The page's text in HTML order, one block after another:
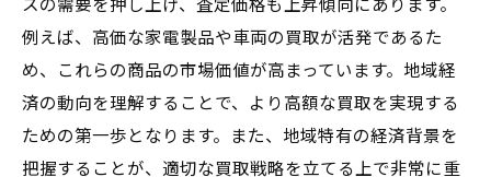
スの需要を押し上げ、査定価格も上昇傾向にあります。
例えば、高価な家電製品や車両の買取が活発であるた
め、これらの商品の市場価値が高まっています。地域経
済の動向を理解することで、より高額な買取を実現する
ための第一歩となります。また、地域特有の経済背景を
把握することが、適切な買取戦略を立てる上で非常に重